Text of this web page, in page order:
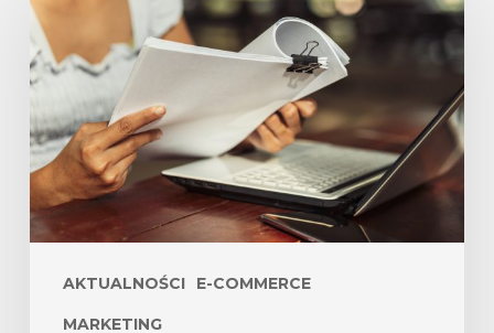
AKTUALNOŚCI E-COMMERCE
MARKETING